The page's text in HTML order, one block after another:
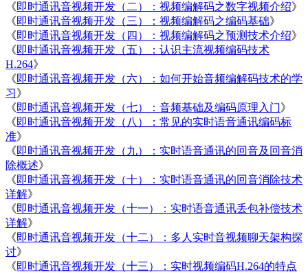
《即时通讯音视频开发（二）：视频编解码之数字视频介绍》
《即时通讯音视频开发（三）：视频编解码之编码基础》
《即时通讯音视频开发（四）：视频编解码之预测技术介绍》
《即时通讯音视频开发（五）：认识主流视频编码技术
H.264》
《即时通讯音视频开发（六）：如何开始音频编解码技术的学
习》
《即时通讯音视频开发（七）：音频基础及编码原理入门》
《即时通讯音视频开发（八）：常见的实时语音通讯编码标
准》
《即时通讯音视频开发（九）：实时语音通讯的回音及回音消
除概述》
《即时通讯音视频开发（十）：实时语音通讯的回音消除技术
详解》
《即时通讯音视频开发（十一）：实时语音通讯丢包补偿技术
详解》
《即时通讯音视频开发（十二）：多人实时音视频聊天架构探
讨》
《即时通讯音视频开发（十三）：实时视频编码H.264的特点